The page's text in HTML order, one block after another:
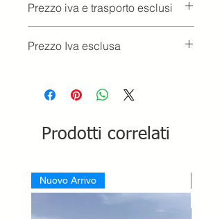
Prezzo iva e trasporto esclusi
Prezzo Iva esclusa
Prodotti correlati
Nuovo Arrivo